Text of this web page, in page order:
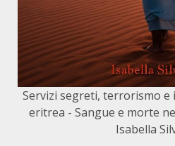
Servizi segreti, terrorismo e
eritrea - Sangue e morte
Isabella